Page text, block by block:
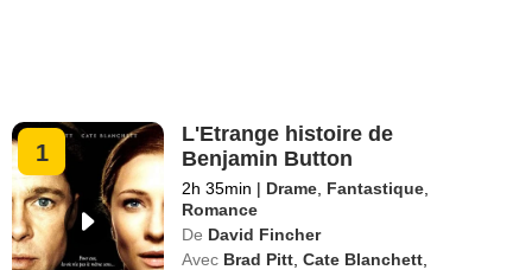
1
L'Etrange histoire de
Benjamin Button
2h 35min | Drame Fantastique
Romance
De David Fincher
Avec Brad Pitt ,Cate Blanchett